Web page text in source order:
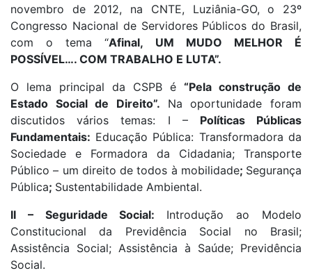
novembro de 2012, na CNTE, Luziânia-GO, o 23º
Congresso Nacional de Servidores Públicos do Brasil,
com o tema “Afinal, UM MUDO MELHOR É
POSSÍVEL…. COM TRABALHO E LUTA”.
O lema principal da CSPB é “Pela construção de
Estado Social de Direito”. Na oportunidade foram
discutidos vários temas: I – Políticas Públicas
Fundamentais: Educação Pública: Transformadora da
Sociedade e Formadora da Cidadania; Transporte
Público – um direito de todos à mobilidade; Segurança
Pública; Sustentabilidade Ambiental.
II – Seguridade Social: Introdução ao Modelo
Constitucional da Previdência Social no Brasil;
Assistência Social; Assistência à Saúde; Previdência
Social.